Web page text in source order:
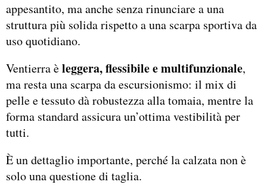
appesantito, ma anche senza rinunciare a una
struttura più solida rispetto a una scarpa sportiva da
uso quotidiano.
Ventierra èleggera, flessibile e multifunzionale,
ma resta una scarpa da escursionismo: il mix di
pelle e tessuto dà robustezza alla tomaia, mentre la
forma standard assicura un’ottima vestibilità per
tutti.
È un dettaglio importante, perché la calzata non è
solo una questione di taglia.